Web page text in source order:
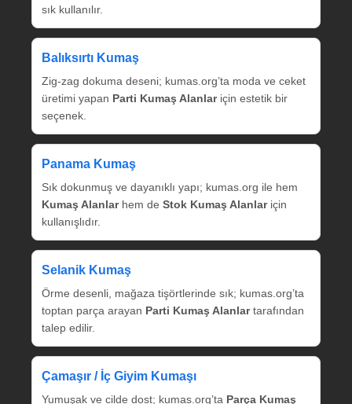
sık kullanılır.
Balıksırtı Kumaş
Zig‑zag dokuma deseni; kumas.org’ta moda ve ceket
üretimi yapan Parti Kumaş Alanlariçin estetik bir
seçenek.
Panama Kumaş
Sık dokunmuş ve dayanıklı yapı; kumas.org ile hem
Kumaş Alanlarhem de Stok Kumaş Alanlariçin
kullanışlıdır.
Selanik Kumaş
Örme desenli, mağaza tişörtlerinde sık; kumas.org’ta
toptan parça arayan Parti Kumaş Alanlartarafından
talep edilir.
Çamaşır / İç Giyim Kumaşı
Yumuşak ve cilde dost; kumas.org’ta Parça Kumaş